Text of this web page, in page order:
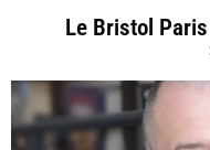
Le Bristol